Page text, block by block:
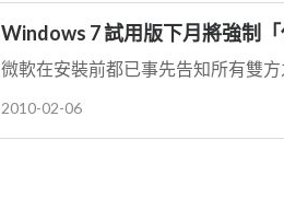
Windows 7 試用版下月將強制「
微軟在安裝前都已事先告知所有雙方
2010-02-06